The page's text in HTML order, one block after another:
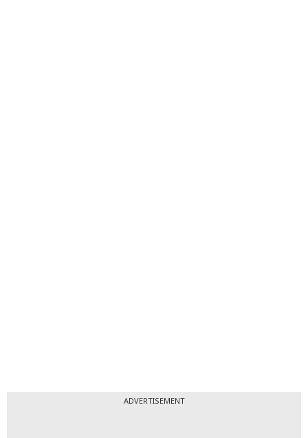
ADVERTISEMENT